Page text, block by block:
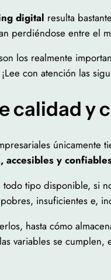
digital resulta
perdiéndose entre el
los realmente
con atención las
calidad y
únicamente
accesibles y
tipo disponible, si
insuficientes e,
hasta cómo
variables se